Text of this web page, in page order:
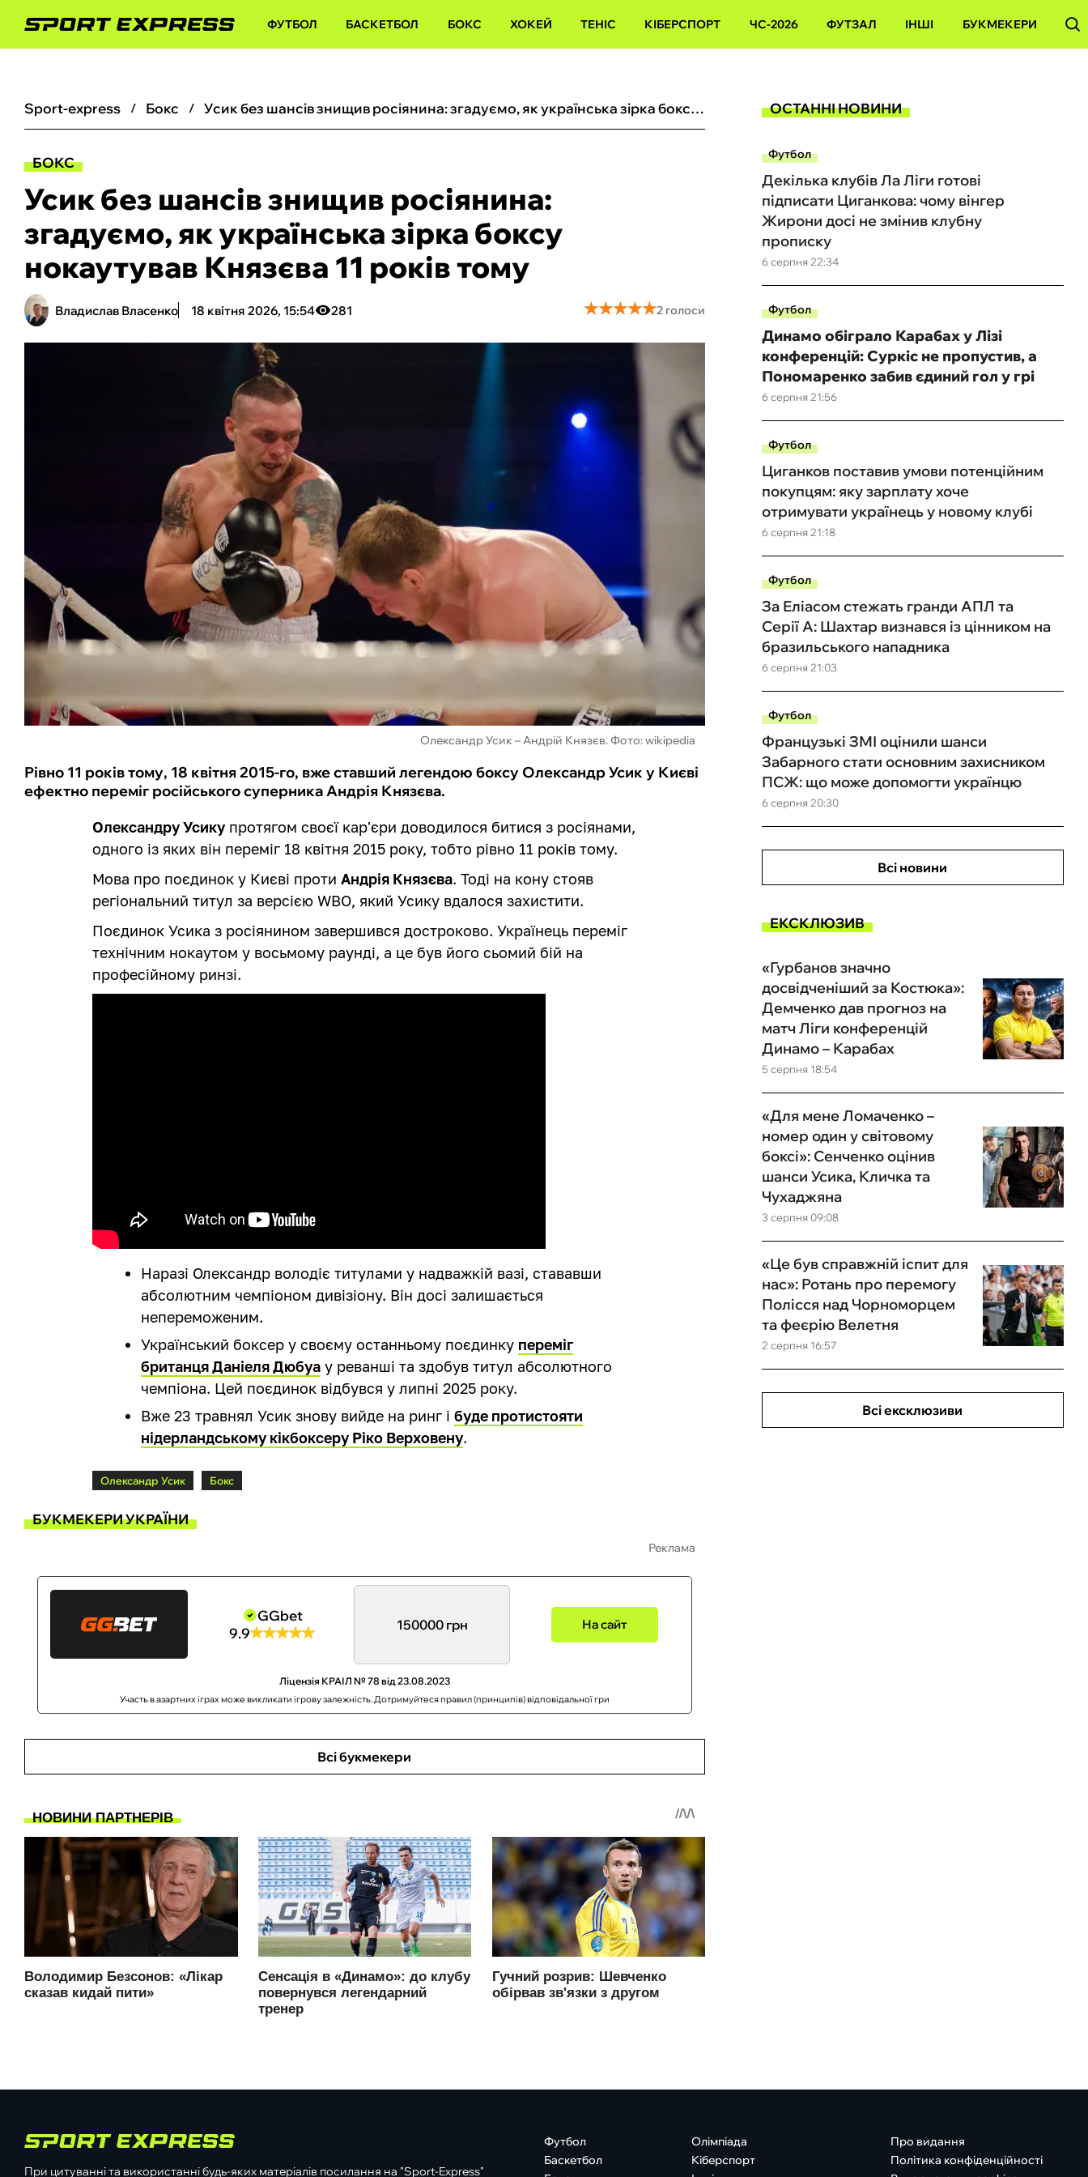
ФУТБОЛ БАСКЕТБОЛ БОКС ХОКЕЙ ТЕНІС КІБЕРСПОРТ ЧС-2026 ФУТЗАЛ ІНШІ БУКМЕКЕРИ
sport-express бокс Усик без шансів знищив росіянина: згадуємо, як українська зірка боксу нокаутував Князєва 11 років тому
БОКС
Усик без шансів знищив росіянина:
згадуємо, як українська зірка боксу
нокаутував Князєва 11 років тому
Владислав Власенко 18 квітня 2026, 15:54 281 ★★★★★
★★★★★2 голоси
Олександр Усик – Андрій Князєв. Фото: wikipedia
Рівно 11 років тому, 18 квітня 2015-го, вже ставший легендою боксу Олександр Усик у Києві
ефектно переміг російського суперника Андрія Князєва.
Олександру Усикупротягом своєї кар'єри доводилося битися з росіянами,
одного із яких він переміг 18 квітня 2015 року, тобто рівно 11 років тому.
Мова про поєдинок у Києві протиАндрія Князєва. Тоді на кону стояв
регіональний титул за версією WBO, який Усику вдалося захистити.
Поєдинок Усика з росіянином завершився достроково. Українець переміг
технічним нокаутом у восьмому раунді, а це був його сьомий бій на
професійному ринзі.
Наразі Олександр володіє титулами у надважкій вазі, стававши
абсолютним чемпіоном дивізіону. Він досі залишається
непереможеним.
Український боксер у своєму останньому поєдинку переміг
британця Даніеля Дюбуа у реванші та здобув титул абсолютного
чемпіона. Цей поєдинок відбувся у липні 2025 року.
Вже 23 травнял Усик знову вийде на ринг ібуде протистояти
нідерландському кікбоксеру Ріко Верховену.
Олександр Усик Бокс
БУКМЕКЕРИ УКРАЇНИ
Реклама
GGbet
9.9
150000 грн На сайт
Ліцензія КРАІЛ № 78 від 23.08.2023
Участь в азартних іграх може викликати ігрову залежність. Дотримуйтеся правил (принципів) відповідальної гри
Всі букмекери
ОСТАННІ НОВИНИ
Футбол
6 серпня 22:34
Декілька клубів Ла Ліги готові
підписати Циганкова: чому вінгер
Жирони досі не змінив клубну
прописку
Футбол
6 серпня 21:56
Динамо обіграло Карабах у Лізі
конференцій: Суркіс не пропустив, а
Пономаренко забив єдиний гол у грі
Футбол
6 серпня 21:18
Циганков поставив умови потенційним
покупцям: яку зарплату хоче
отримувати українець у новому клубі
Футбол
6 серпня 21:03
За Еліасом стежать гранди АПЛ та
Серії А: Шахтар визнався із цінником на
бразильського нападника
Футбол
6 серпня 20:30
Французькі ЗМІ оцінили шанси
Забарного стати основним захисником
ПСЖ: що може допомогти українцю
Всі новини
ЕКСКЛЮЗИВ
5 серпня 18:54
«Гурбанов значно
досвідченіший за Костюка»:
Демченко дав прогноз на
матч Ліги конференцій
Динамо – Карабах
3 серпня 09:08
«Для мене Ломаченко –
номер один у світовому
боксі»: Сенченко оцінив
шанси Усика, Кличка та
Чухаджяна
2 серпня 16:57
«Це був справжній іспит для
нас»: Ротань про перемогу
Полісся над Чорноморцем
та феєрію Велетня
Всі ексклюзиви
При цитуванні та використанні будь-яких матеріалів посилання на "Sport-Express"
Футбол
Баскетбол
Олімпіада
Кіберспорт
Про видання
Політика конфіденційності